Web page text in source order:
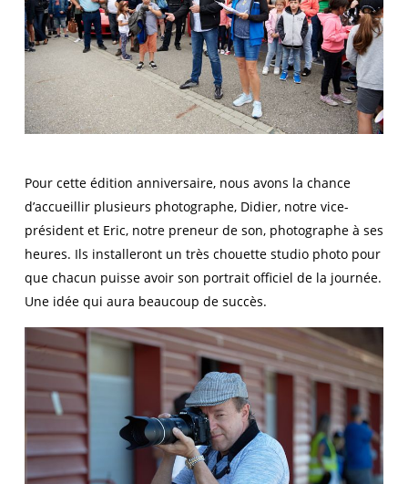
Pour cette édition anniversaire, nous avons la chance
d’accueillir plusieurs photographe, Didier, notre vice-
président et Eric, notre preneur de son, photographe à ses
heures. Ils installeront un très chouette studio photo pour
que chacun puisse avoir son portrait officiel de la journée.
Une idée qui aura beaucoup de succès.